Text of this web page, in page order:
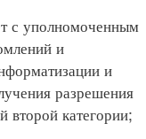
с уполномоченным
и
и
разрешения
второй категории;